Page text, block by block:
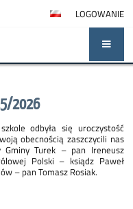
LOGOWANIE
2026
odbyła się uroczystość
obecnością zaszczycili nas
Gminy Turek – pan Ireneusz
Polski – ksiądz Paweł
– pan Tomasz Rosiak.